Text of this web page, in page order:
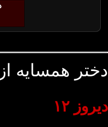
دختر همسایه
دیروز ۱۲